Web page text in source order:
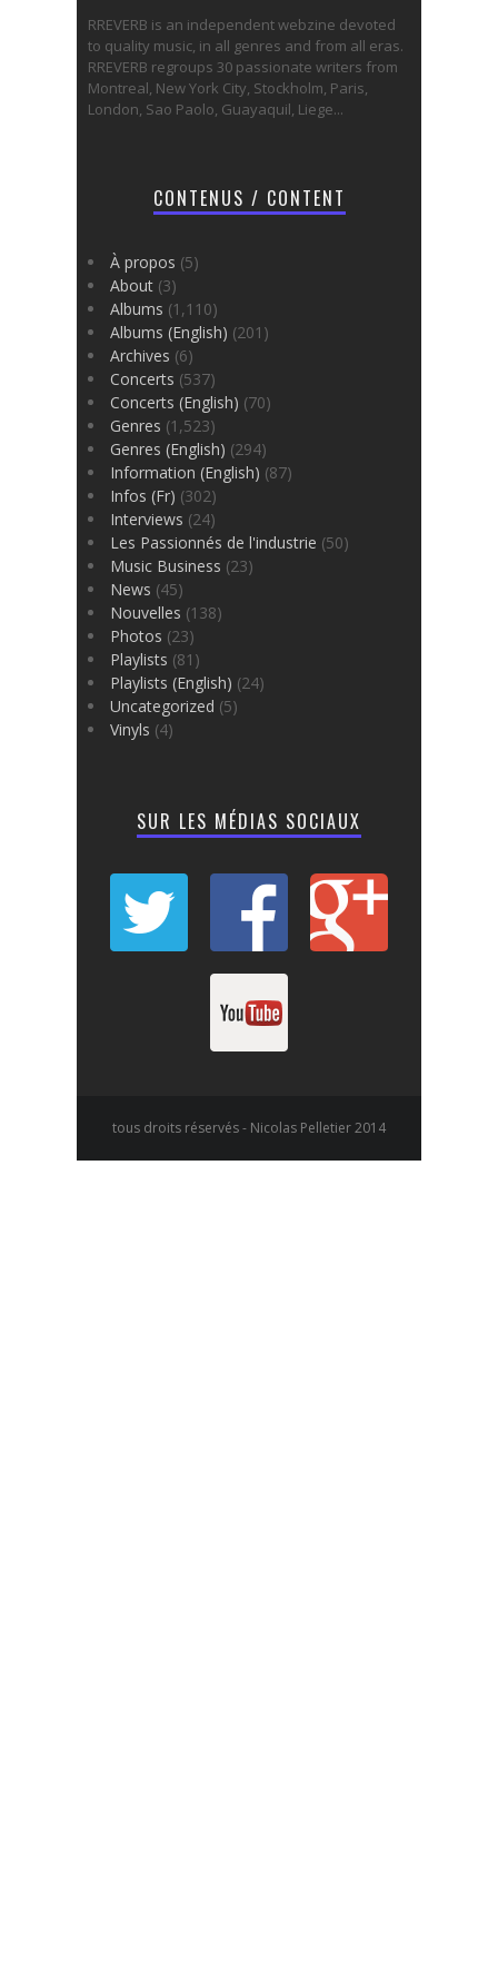
RREVERB is an independent webzine devoted
to quality music, in all genres and from all eras.
RREVERB regroups 30 passionate writers from
Montreal, New York City, Stockholm, Paris,
London, Sao Paolo, Guayaquil, Liege...
CONTENUS / CONTENT
À propos (5)
About (3)
Albums (1,110)
Albums (English) (201)
Archives (6)
Concerts (537)
Concerts (English) (70)
Genres (1,523)
Genres (English) (294)
Information (English) (87)
Infos (Fr) (302)
Interviews (24)
Les Passionnés de l'industrie (50)
Music Business (23)
News (45)
Nouvelles (138)
Photos (23)
Playlists (81)
Playlists (English) (24)
Uncategorized (5)
Vinyls (4)
SUR LES MÉDIAS SOCIAUX
tous droits réservés - Nicolas Pelletier 2014